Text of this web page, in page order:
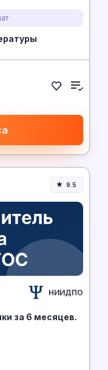
9.5
НИИДПО
за 6 месяцев.